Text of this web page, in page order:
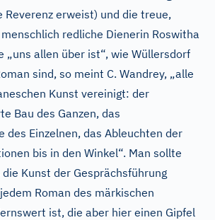
Reverenz erweist) und die treue,
redliche Dienerin Roswitha
„uns allen über ist“, wie Wüllersdorf
sind, so meint C. Wandrey, „alle
Kunst vereinigt: der
Bau des Ganzen, das
des Einzelnen, das Ableuchten der
bis in den Winkel“. Man sollte
Kunst der Gesprächsführung
Roman des märkischen
ist, die aber hier einen Gipfel